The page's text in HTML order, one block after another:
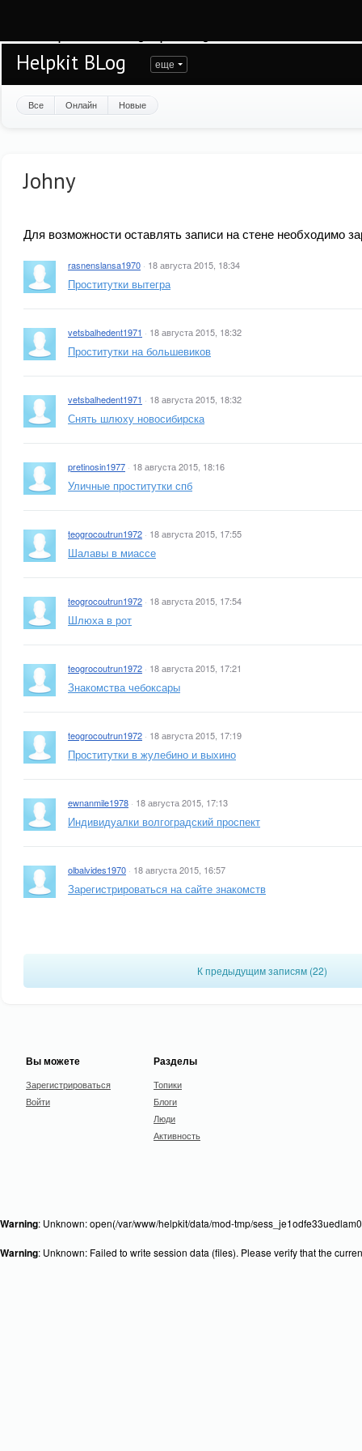
Helpkit BLog еще
Все Онлайн Новые
Johny
Для возможности оставлять записи на стене необходимо
rasnenslansa1970 · 18 августа 2015, 18:34
Проститутки вытегра
vetsbalhedent1971 · 18 августа 2015, 18:32
Проститутки на большевиков
vetsbalhedent1971 · 18 августа 2015, 18:32
Снять шлюху новосибирска
pretinosin1977 · 18 августа 2015, 18:16
Уличные проститутки спб
teogrocoutrun1972 · 18 августа 2015, 17:55
Шалавы в миассе
teogrocoutrun1972 · 18 августа 2015, 17:54
Шлюха в рот
teogrocoutrun1972 · 18 августа 2015, 17:21
Знакомства чебоксары
teogrocoutrun1972 · 18 августа 2015, 17:19
Проститутки в жулебино и выхино
ewnanmile1978 · 18 августа 2015, 17:13
Индивидуалки волгоградский проспект
olbalvides1970 · 18 августа 2015, 16:57
Зарегистрироваться на сайте знакомств
К предыдущим записям (22)
Вы можете
Зарегистрироваться
Войти
Разделы
Топики
Блоги
Люди
Активность
Warning: Unknown: open(/var/www/helpkit/data/mod-tmp/
Warning: Unknown: Failed to write session data (files). Please verify that the